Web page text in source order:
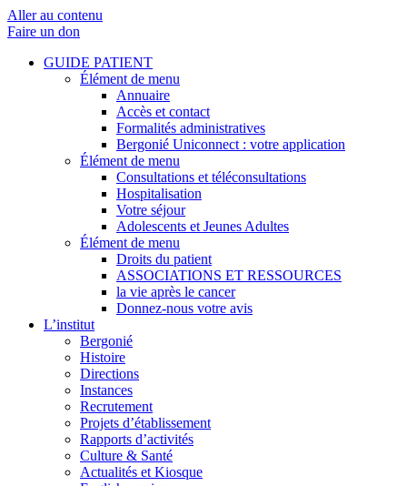
Aller au contenu
Faire un don
GUIDE PATIENT
Élément de menu
Annuaire
Accès et contact
Formalités administratives
Bergonié Uniconnect : votre application
Élément de menu
Consultations et téléconsultations
Hospitalisation
Votre séjour
Adolescents et Jeunes Adultes
Élément de menu
Droits du patient
ASSOCIATIONS ET RESSOURCES
la vie après le cancer
Donnez-nous votre avis
L’institut
Bergonié
Histoire
Directions
Instances
Recrutement
Projets d’établissement
Rapports d’activités
Culture & Santé
Actualités et Kiosque